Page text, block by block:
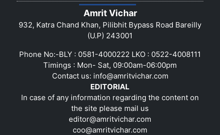
Amrit Vichar
932, Katra Chand Khan, Pilibhit Bypass Road Bareilly
(U.P) 243001
Phone No:-BLY : 0581-4000222 LKO : 0522-4008111
Timings : Mon- Sat, 09:00am-06:00pm
Contact us: info@amritvichar.com
EDITORIAL
In case of any information regarding the content on
the site please mail us
editor@amritvichar.com
coo@amritvichar.com